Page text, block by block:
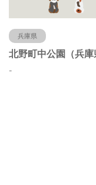
兵庫県
-